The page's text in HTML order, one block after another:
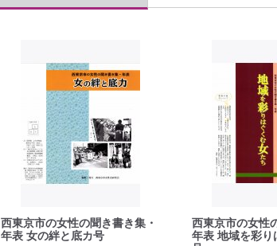
西東京市の女性の聞き書き集・
年表 女の絆と底カ号
西東京市の女性
年表 地域を彩り